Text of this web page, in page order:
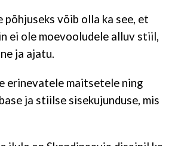
põhjuseks võib olla ka see, et
ei ole moevooludele alluv stiil,
ja ajatu.
erinevatele maitsetele ning
ja stiilse sisekujunduse, mis